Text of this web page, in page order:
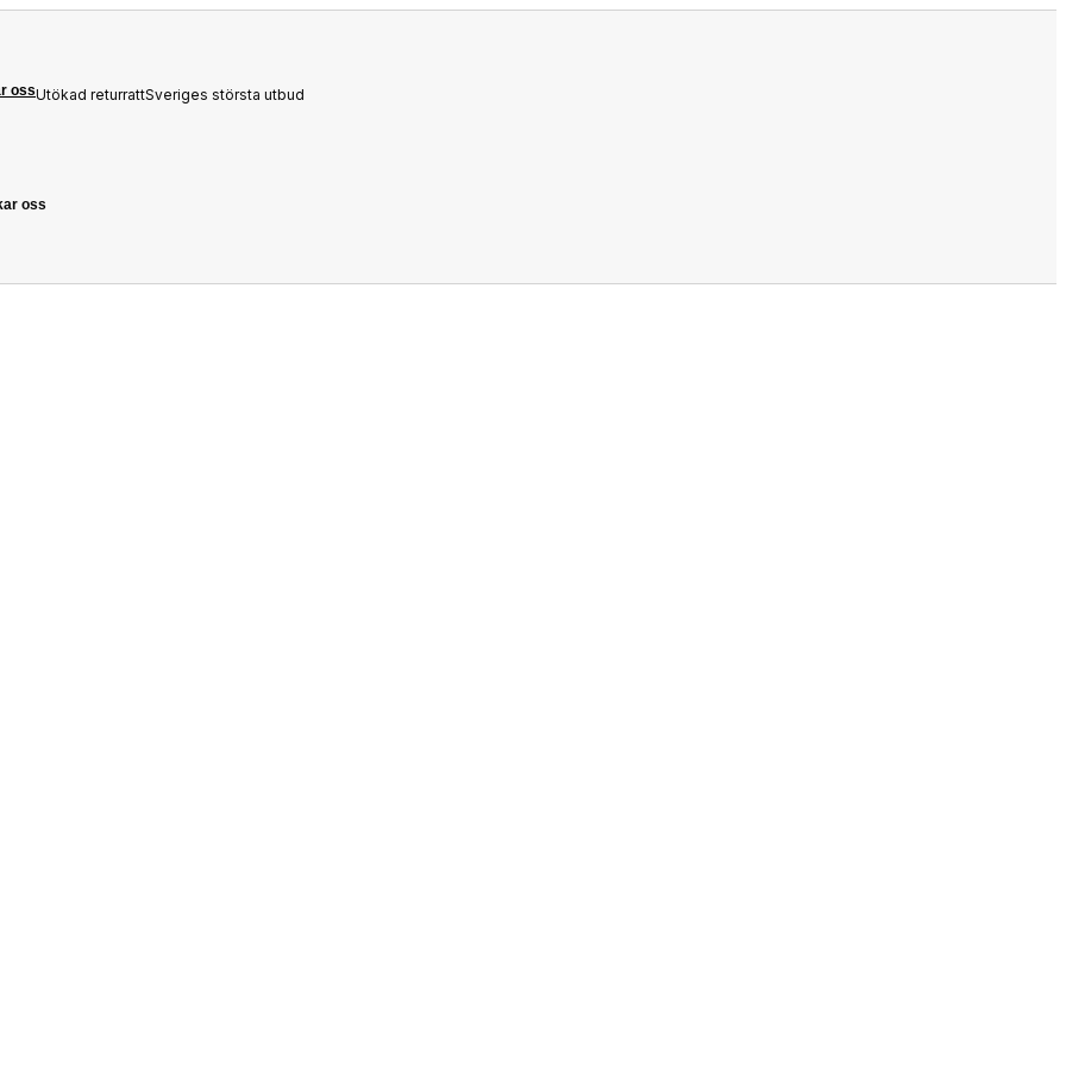
ossUtökad returrattSveriges största utbud
oss